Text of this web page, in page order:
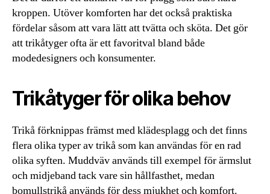
kroppen. Utöver komforten har det också praktiska
fördelar såsom att vara lätt att tvätta och sköta. Det gör
att trikåtyger ofta är ett favoritval bland både
modedesigners och konsumenter.
Trikåtyger för olika behov
Trikå förknippas främst med klädesplagg och det finns
flera olika typer av trikå som kan användas för en rad
olika syften. Muddväv används till exempel för ärmslut
och midjeband tack vare sin hållfasthet, medan
bomullstrikå används för dess mjukhet och komfort.